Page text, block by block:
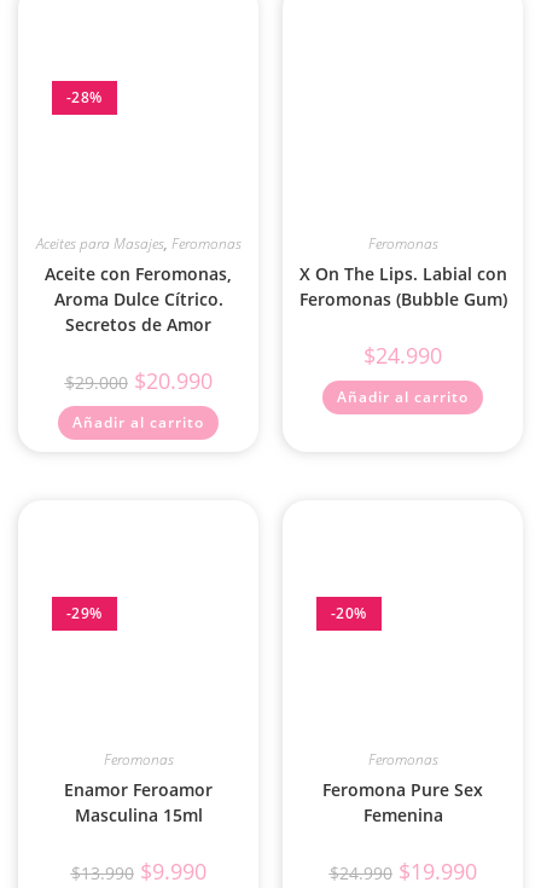
-28%
Aceites para Masajes, Feromonas
Aceite con Feromonas,
Aroma Dulce Cítrico.
Secretos de Amor
$29.000 $20.990
Añadir al carrito
Feromonas
X On The Lips. Labial con
Feromonas (Bubble Gum)
$24.990
Añadir al carrito
-29%
Feromonas
Enamor Feroamor
Masculina 15ml
$13.990 $9.990
-20%
Feromonas
Feromona Pure Sex
Femenina
$24.990 $19.990